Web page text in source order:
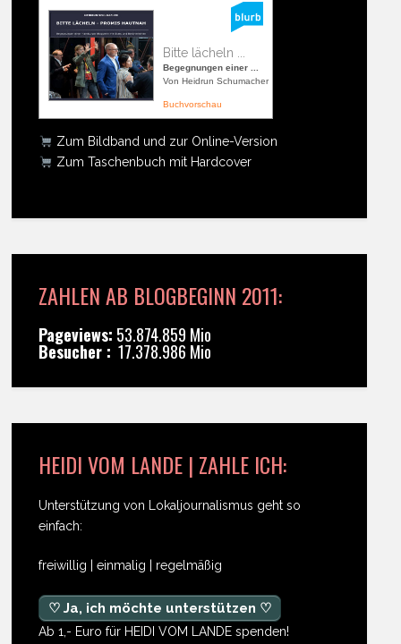
Bitte lächeln ...
Begegnungen einer ...
Von Heidrun Schumacher
Buchvorschau
Zum Bildband und zur Online-Version
Zum Taschenbuch mit Hardcover
ZAHLEN AB BLOGBEGINN 2011:
Pageviews: 53.874.859 Mio
Besucher : 17.378.986 Mio
HEIDI VOM LANDE | ZAHLE ICH:
Unterstützung von Lokaljournalismus geht so
einfach:
freiwillig | einmalig | regelmäßig
♡ Ja, ich möchte unterstützen ♡
Ab 1,- Euro für HEIDI VOM LANDE spenden!